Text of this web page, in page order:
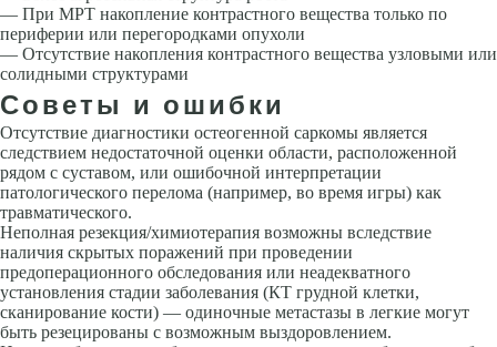
— При МРТ накопление контрастного вещества только по
периферии или перегородками опухоли
— Отсутствие накопления контрастного вещества узловыми или
солидными структурами
Советы и ошибки
Отсутствие диагностики остеогенной саркомы является
следствием недостаточной оценки области, расположенной
рядом с суставом, или ошибочной интерпретации
патологического перелома (например, во время игры) как
травматического.
Неполная резекция/химиотерапия возможны вследствие
наличия скрытых поражений при проведении
предоперационного обследования или неадекватного
установления стадии заболевания (КТ грудной клетки,
сканирование кости) — одиночные метастазы в легкие могут
быть резецированы с возможным выздоровлением.